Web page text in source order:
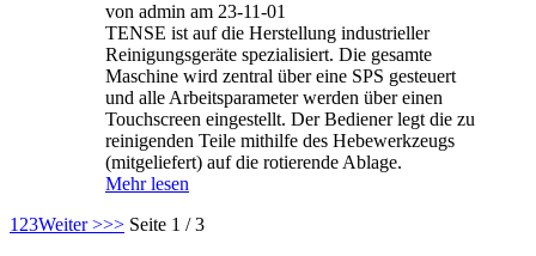
von admin am 23-11-01
TENSE ist auf die Herstellung industrieller
Reinigungsgeräte spezialisiert. Die gesamte
Maschine wird zentral über eine SPS gesteuert
und alle Arbeitsparameter werden über einen
Touchscreen eingestellt. Der Bediener legt die zu
reinigenden Teile mithilfe des Hebewerkzeugs
(mitgeliefert) auf die rotierende Ablage.
Mehr lesen
1 23Weiter >>> Seite 1 / 3